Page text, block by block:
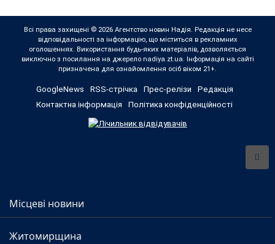
Всі права захищені © 2026 Агентство новин Надія. Редакція не несе
відповідальності за інформацію, що міститься в рекламних
оголошеннях. Використання будь-яких матеріалів, дозволяється
виключно з посилання на джерело nadiya.zt.ua. Інформація на сайті
призначена для ознайомлення осіб віком 21+.
GoogleNews RSS-стрічка Прес-релізи
Редакція
Контактна інформація
Політика конфіденційності
Місцеві новини
Житомирщина